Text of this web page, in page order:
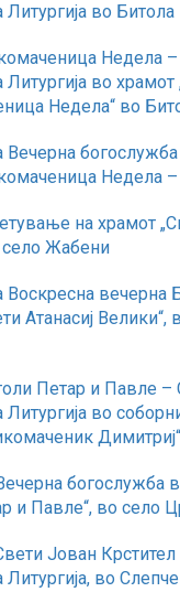
Литургија во Битола
Недела
Литургија во храмот
Недела“ во
Вечерна
Недела
на храмот
село Жабени
Воскресна вечерна
Атанасиј Велики“,
Петар и Павле –
Литургија во
богослужба
и Павле“, во село
Јован
Литургија, во Слепче